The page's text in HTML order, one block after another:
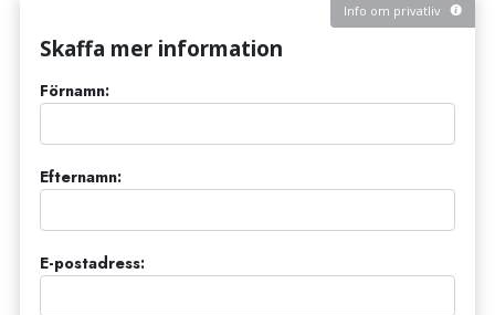
Info om privatliv
Skaffa mer information
Förnamn:
Efternamn:
E-postadress: